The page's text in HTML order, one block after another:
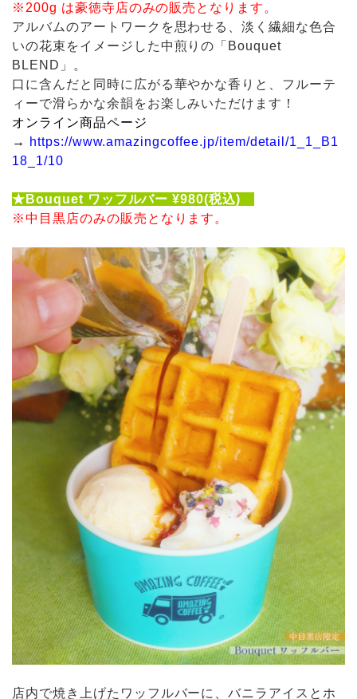
※200g は豪徳寺店のみの販売となります。
アルバムのアートワークを思わせる、淡く繊細な⾊合
いの花束をイメージした中煎りの「Bouquet
BLEND」。
⼝に含んだと同時に広がる華やかな⾹りと、フルーテ
ィーで滑らかな余韻をお楽しみいただけます！
オンライン商品ページ
→
https://www.amazingcoffee.jp/item/detail/1_1_B1
18_1/10
★Bouquet ワッフルバー ¥980(税込)
※中目黒店のみの販売となります。
店内で焼き上げたワッフルバーに、バニラアイスとホ